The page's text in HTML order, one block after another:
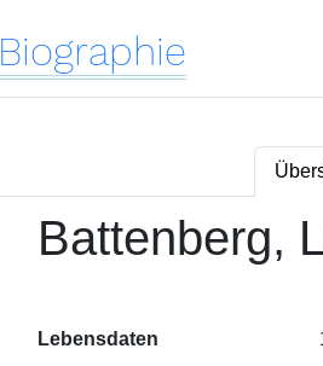
Biographie
Battenberg,
Lebensdaten